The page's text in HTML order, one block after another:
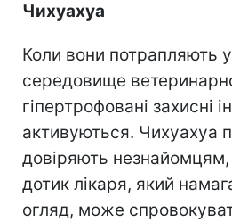
Чихуахуа
Коли вони потрапляють
середовище ветеринарної
гіпертрофовані захисні
активуються. Чихуахуа
довіряють
дотик лікаря, який
огляд, може